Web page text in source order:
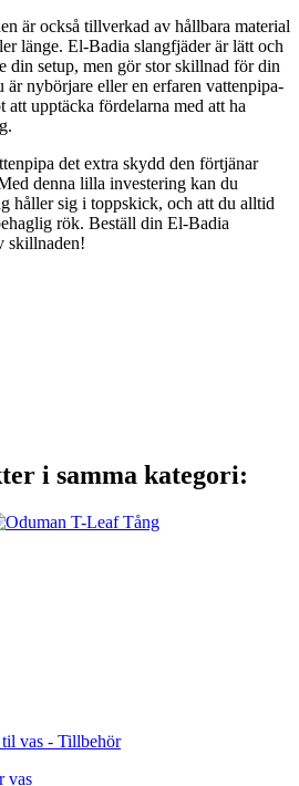
är också tillverkad av hållbara material
länge. El-Badia slangfjäder är lätt och
din setup, men gör stor skillnad för din
är nybörjare eller en erfaren vattenpipa-
att upptäcka fördelarna med att ha
det extra skydd den förtjänar
denna lilla investering kan du
håller sig i toppskick, och att du alltid
rök. Beställ din El-Badia
skillnaden!
i samma kategori:
vas